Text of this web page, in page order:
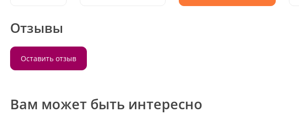
Отзывы
Оставить отзыв
Вам может быть интересно